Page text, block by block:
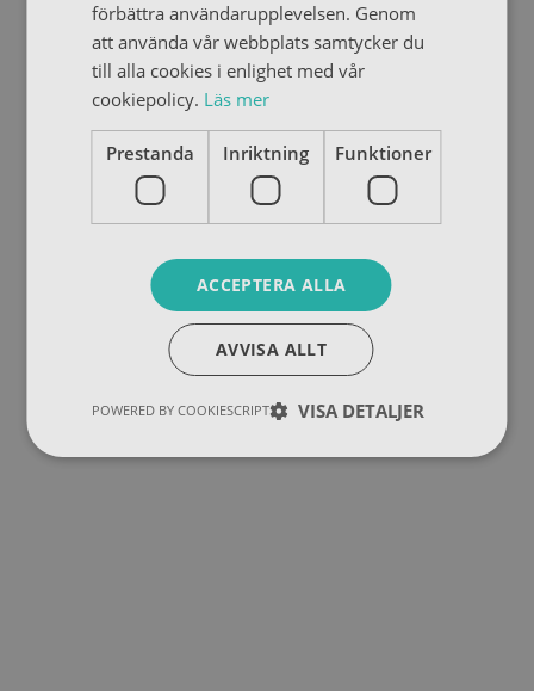
förbättra användarupplevelsen. Genom
att använda vår webbplats samtycker du
till alla cookies i enlighet med vår
cookiepolicy. Läs mer
Prestanda Inriktning Funktioner
ACCEPTERA ALLA
AVVISA ALLT
VISA DETALJER
POWERED BY COOKIESCRIPT